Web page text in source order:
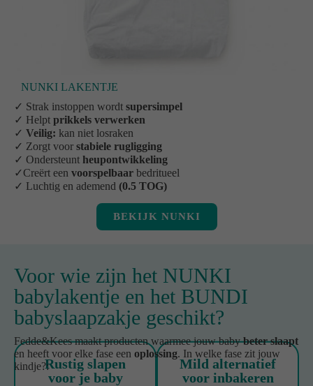
NUNKI LAKENTJE
✓ Strak instoppen wordt supersimpel
✓ Helpt prikkels verwerken
✓ Veilig: kan niet losraken
✓ Zorgt voor stabiele rugligging
✓ Ondersteunt heupontwikkeling
✓Creërt een voorspelbaar bedritueel
✓ Luchtig en ademend (0.5 TOG)
BEKIJK NUNKI
Voor wie zijn het NUNKI
babylakentje en het BUNDI
babyslaapzakje geschikt?
Fedde&Kees maakt producten waarmee jouw babybeter slaapt
en heeft voor elke fase een oplossing. In welke fase zit jouw
kindje?:Rustig slapen
voor je baby
Mild alternatief
voor inbakeren